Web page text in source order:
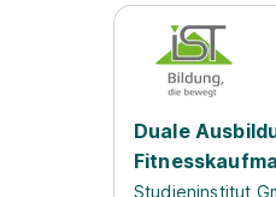
Duale
Studieninstitut